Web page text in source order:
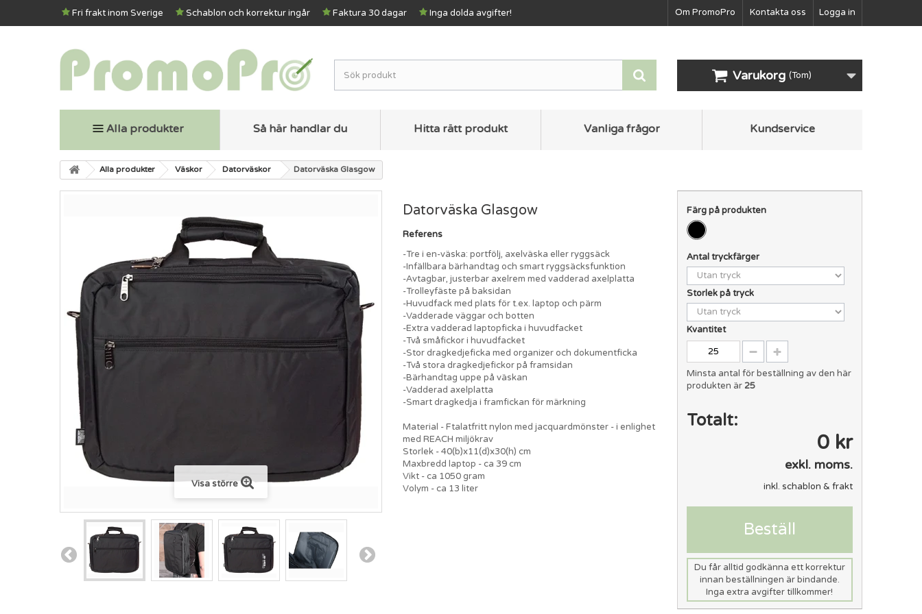
Logga in
Kontakta oss
Om PromoPro
Fri frakt inom Sverige Schablon och korrektur ingår Faktura 30 dagar Inga dolda avgifter!
Varukorg (Tom)
Alla produkter Så här handlar du Hitta rätt produkt Vanliga frågor Kundservice
Alla produkter Väskor Datorväskor Datorväska Glasgow
Visa större
Datorväska Glasgow
Referens
-Tre i en-väska: portfölj, axelväska eller ryggsäck
-Infällbara bärhandtag och smart ryggsäcksfunktion
-Avtagbar, justerbar axelrem med vadderad axelplatta
-Trolleyfäste på baksidan
-Huvudfack med plats för t.ex. laptop och pärm
-Vadderade väggar och botten
-Extra vadderad laptopficka i huvudfacket
-Två småfickor i huvudfacket
-Stor dragkedjeficka med organizer och dokumentficka
-Två stora dragkedjefickor på framsidan
-Bärhandtag uppe på väskan
-Vadderad axelplatta
-Smart dragkedja i framfickan för märkning
Material - Ftalatfritt nylon med jacquardmönster - i enlighet
med REACH miljökrav
Storlek - 40(b)x11(d)x30(h) cm
Maxbredd laptop - ca 39 cm
Vikt - ca 1050 gram
Volym - ca 13 liter
Färg på produkten
Antal tryckfärger
Storlek på tryck
Kvantitet
Minsta antal för beställning av den här
produkten är 25
Totalt:
0 kr
exkl. moms.
inkl. schablon & frakt
Beställ
Du får alltid godkänna ett korrektur
innan beställningen är bindande.
Inga extra avgifter tillkommer!